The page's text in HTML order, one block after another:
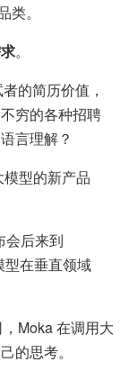
类。
。
的简历价值，
穷的各种招聘
言理解？
型的新产品
会后来到
型在垂直领域
Moka 在调用大
的思考。